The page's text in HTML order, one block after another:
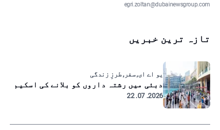
egri.zoltan@dubainewsgroup.com
تازہ ترین خبریں
یو اے ای, سفر, طرزِ زندگی
دبئی میں رشتہ داروں کو بلانے کی اسکیم
2026. 07. 22